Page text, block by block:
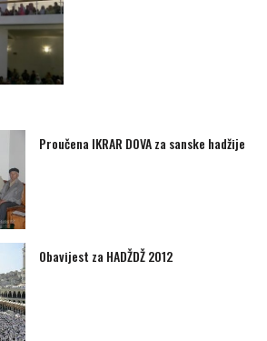
Proučena IKRAR DOVA za sanske hadžije
Obavijest za HADŽDŽ 2012